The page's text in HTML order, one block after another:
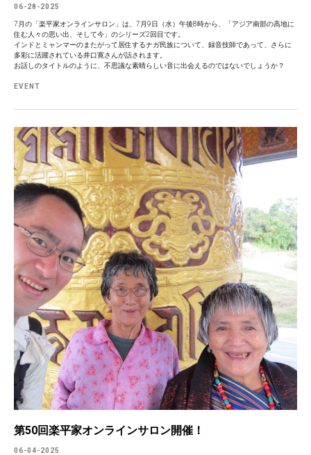
06-28-2025
7月の「楽平家オンラインサロン」は、7月9日（水）午後8時から、「アジア南部の高地に
住む人々の思い出、そして今」のシリーズ2回目です。
インドとミャンマーのまたがって居住するナガ民族について、録音技師であって、さらに
多彩に活躍されている井口寛さんが話されます。
お話しのタイトルのように、不思議な素晴らしい音に出会えるのではないでしょうか？
EVENT
第50回楽平家オンラインサロン開催！
06-04-2025